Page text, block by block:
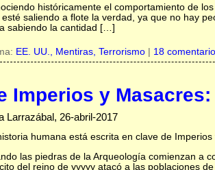
históricamente el comportamiento de
esté saliendo a flote la verdad, ya que no hay
sabiendo la cantidad […]
EE. UU., Mentiras, Terrorismo| 18
Imperios y
Larrazábal, 26-abril-2017
humana está escrita en clave de
las piedras de la Arqueología comienzan a
del reino de yyyyy atacó a las poblaciones